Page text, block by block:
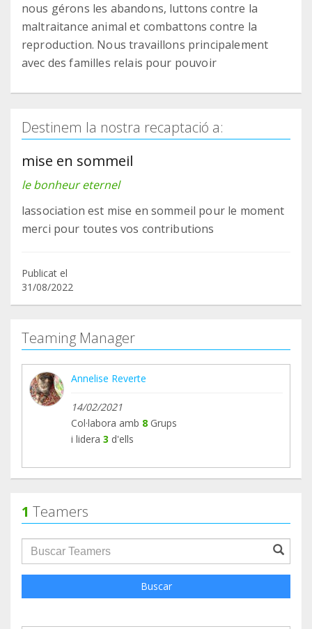
nous gérons les abandons, luttons contre la
maltraitance animal et combattons contre la
reproduction. Nous travaillons principalement
avec des familles relais pour pouvoir
Destinem la nostra recaptació a:
mise en sommeil
le bonheur eternel
lassociation est mise en sommeil pour le moment
merci pour toutes vos contributions
Publicat el
31/08/2022
Teaming Manager
Annelise Reverte
14/02/2021
Col·labora amb 8 Grups
i lidera 3 d'ells
1 Teamers
groupProfile.searchForm.search.text???
Buscar